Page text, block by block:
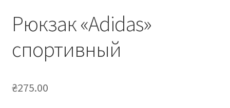
Рюкзак «Adidas»
спортивный
₴275.00